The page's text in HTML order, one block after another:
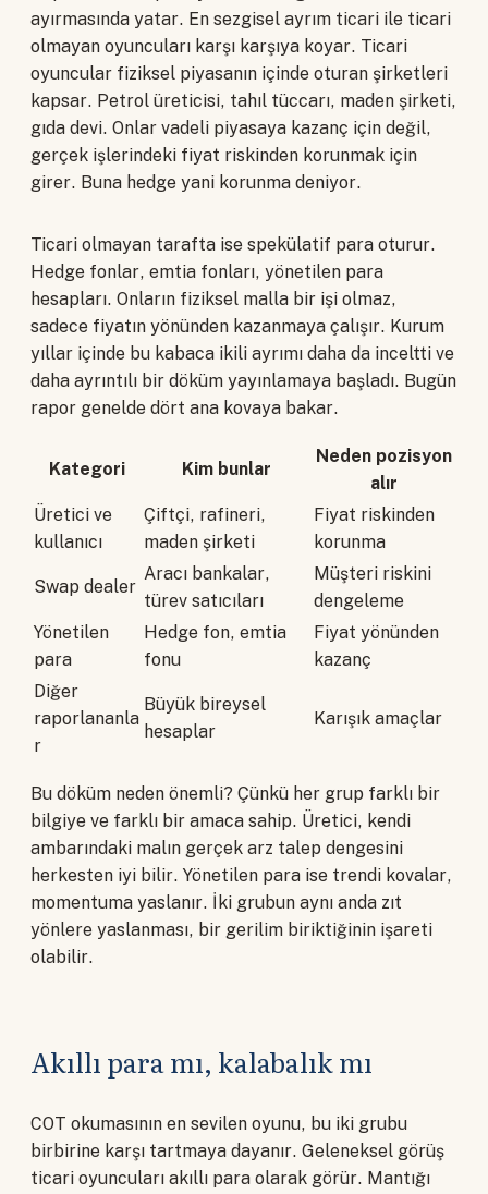
ayırmasında yatar. En sezgisel ayrım ticari ile ticari
olmayan oyuncuları karşı karşıya koyar. Ticari
oyuncular fiziksel piyasanın içinde oturan şirketleri
kapsar. Petrol üreticisi, tahıl tüccarı, maden şirketi,
gıda devi. Onlar vadeli piyasaya kazanç için değil,
gerçek işlerindeki fiyat riskinden korunmak için
girer. Buna hedge yani korunma deniyor.
Ticari olmayan tarafta ise spekülatif para oturur.
Hedge fonlar, emtia fonları, yönetilen para
hesapları. Onların fiziksel malla bir işi olmaz,
sadece fiyatın yönünden kazanmaya çalışır. Kurum
yıllar içinde bu kabaca ikili ayrımı daha da inceltti ve
daha ayrıntılı bir döküm yayınlamaya başladı. Bugün
rapor genelde dört ana kovaya bakar.
Kategori Kim bunlar
Neden pozisyon
alır
Üretici ve
kullanıcı
Çiftçi, rafineri,
maden şirketi
Fiyat riskinden
korunma
Swap dealer
Aracı bankalar,
türev satıcıları
Müşteri riskini
dengeleme
Yönetilen
para
Hedge fon, emtia
fonu
Fiyat yönünden
kazanç
Diğer
raporlananla
r
Büyük bireysel
hesaplar
Karışık amaçlar
Bu döküm neden önemli? Çünkü her grup farklı bir
bilgiye ve farklı bir amaca sahip. Üretici, kendi
ambarındaki malın gerçek arz talep dengesini
herkesten iyi bilir. Yönetilen para ise trendi kovalar,
momentuma yaslanır. İki grubun aynı anda zıt
yönlere yaslanması, bir gerilim biriktiğinin işareti
olabilir.
Akıllı para mı, kalabalık mı
COT okumasının en sevilen oyunu, bu iki grubu
birbirine karşı tartmaya dayanır. Geleneksel görüş
ticari oyuncuları akıllı para olarak görür. Mantığı